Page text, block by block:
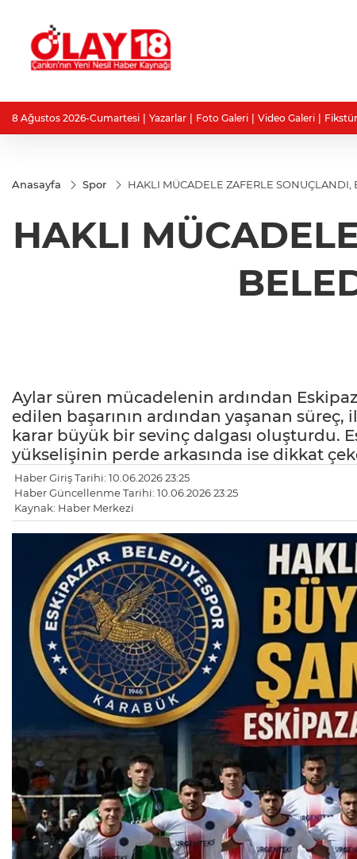
8 Ağustos 2026-Cumartesi Yazarlar Foto Galeri Video Galeri Fikstür
Anasayfa Spor HAKLI MÜCADELE ZAFERLE SONUÇLANDI,
HAKLI
Aylar süren mücadelenin ardından
edilen başarının ardından yaşanan
karar büyük bir sevinç dalgası oluşturdu.
yükselişinin perde arkasında ise dikkat
Haber Giriş Tarihi: 10.06.2026 23:25
Haber Güncellenme Tarihi: 10.06.2026 23:25
Kaynak: Haber Merkezi